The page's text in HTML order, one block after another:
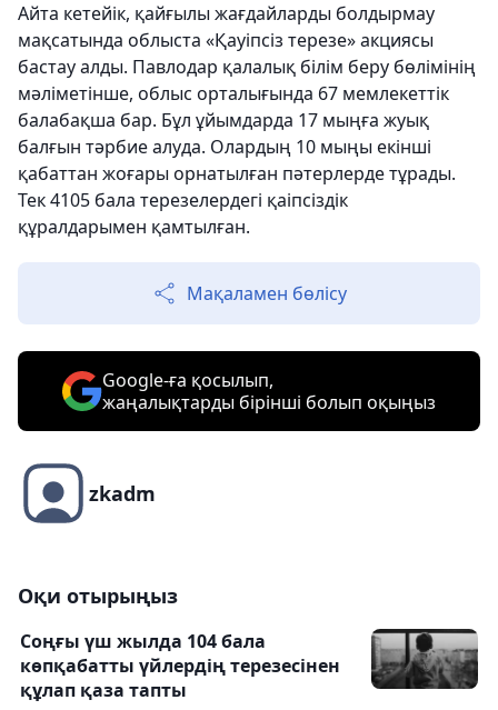
Айта кетейік, қайғылы жағдайларды болдырмау
мақсатында облыста «Қауіпсіз терезе» акциясы
бастау алды. Павлодар қалалық білім беру бөлімінің
мәліметінше, облыс орталығында 67 мемлекеттік
балабақша бар. Бұл ұйымдарда 17 мыңға жуық
балғын тәрбие алуда. Олардың 10 мыңы екінші
қабаттан жоғары орнатылған пәтерлерде тұрады.
Тек 4105 бала терезелердегі қаіпсіздік
құралдарымен қамтылған.
Мақаламен бөлісу
Google-ға қосылып,
жаңалықтарды бірінші болып оқыңыз
zkadm
Оқи отырыңыз
Соңғы үш жылда 104 бала
көпқабатты үйлердің терезесінен
құлап қаза тапты